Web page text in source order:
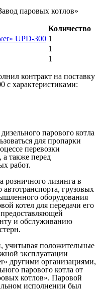
паровых котлов»
Количество
UPD-300 1
1
1
контракт на поставку
с характеристиками:
парового котла
для пропарки
перевозки
а также перед
работ.
лизинга в
автотранспорта, грузовых
оборудования
котел для передачи его
и обслуживанию
учитывая положительные
эксплуатации
другими организациями,
парового котла от
котлов». Паровой
исполнении был